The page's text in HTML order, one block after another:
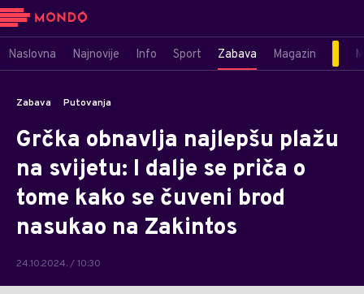
Naslovna Najnovije Info Sport Zabava Magazin
Zabava Putovanja
Grčka obnavlja najlepšu plažu
na svijetu: I dalje se priča o
tome kako se čuveni brod
nasukao na Zakintos
24.10.2024. / 10:30